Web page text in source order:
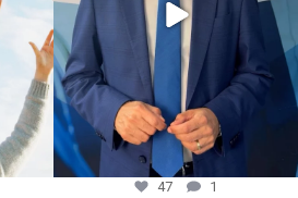
47 1